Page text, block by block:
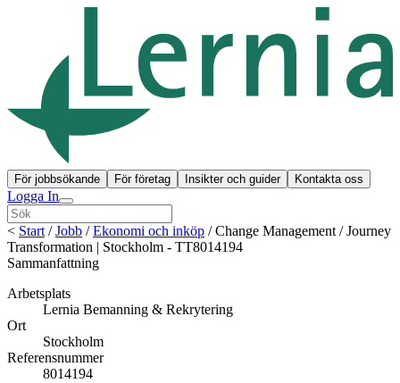
För jobbsökande För företag Insikter och guider Kontakta oss
Logga In
< Start /Jobb /Ekonomi och inköp /Change Management / Journey
Transformation | Stockholm - TT8014194
Sammanfattning
Arbetsplats
Lernia Bemanning & Rekrytering
Ort
Stockholm
Referensnummer
8014194